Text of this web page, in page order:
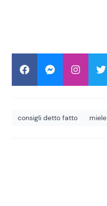
consigli detto fatto miele